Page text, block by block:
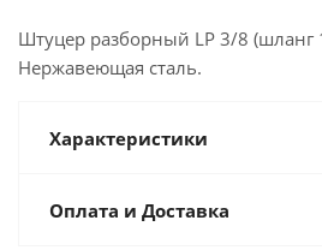
Штуцер разборный LP 3/8 (шланг
Нержавеющая сталь.
Характеристики
Оплата и Доставка